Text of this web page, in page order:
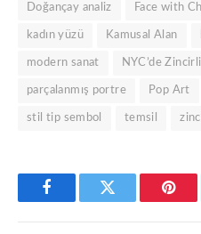
Doğançay analiz Face with
kadın yüzü Kamusal Alan
modern sanat NYC’de
parçalanmış portre Pop Art
stil tip sembol temsil
FacebookTwitter